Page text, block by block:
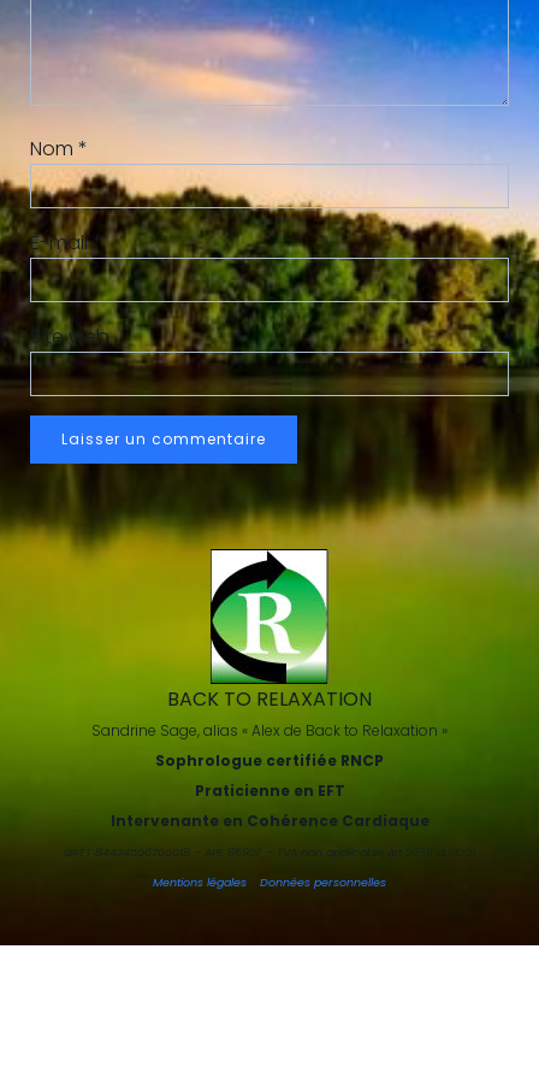
Nom *
E-mail*
Site web
BACK TO RELAXATION
Sandrine Sage, alias « Alex de Back to Relaxation »
Sophrologue certifiée RNCP
Praticienne en EFT
Intervenante en Cohérence Cardiaque
SIRET 84474506700018 – APE 8690F – TVA non applicable Art 293B du CGI
Mentions légales
Données personnelles